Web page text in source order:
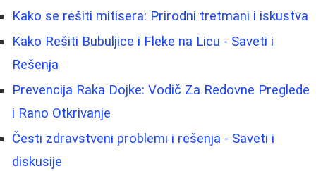
Kako se rešiti mitisera: Prirodni tretmani i iskustva
Kako Rešiti Bubuljice i Fleke na Licu - Saveti i
Rešenja
Prevencija Raka Dojke: Vodič Za Redovne Preglede
i Rano Otkrivanje
Česti zdravstveni problemi i rešenja - Saveti i
diskusije